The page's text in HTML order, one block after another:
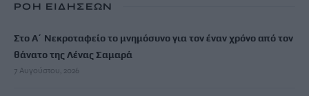
ΡΟΗ ΕΙΔΗΣΕΩΝ
Στο Α΄ Νεκροταφείο το μνημόσυνο για τον έναν χρόνο από τον
θάνατο της Λένας Σαμαρά
7 Αυγούστου, 2026